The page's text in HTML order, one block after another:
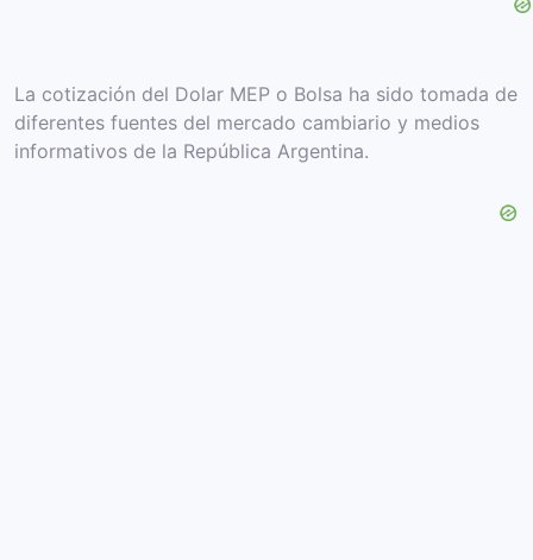
La cotización del Dolar MEP o Bolsa ha sido tomada de
diferentes fuentes del mercado cambiario y medios
informativos de la República Argentina.